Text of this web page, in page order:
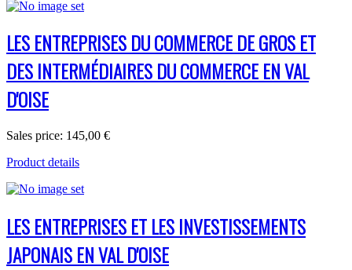
LES ENTREPRISES DU COMMERCE DE GROS ET
DES INTERMÉDIAIRES DU COMMERCE EN VAL
D'OISE
Sales price: 145,00 €
Product details
LES ENTREPRISES ET LES INVESTISSEMENTS
JAPONAIS EN VAL D'OISE